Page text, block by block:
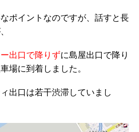
ポイントなのですが、話すと長
出口で降りずに島屋出口で降り
場に到着しました。
出口は若干渋滞していまし